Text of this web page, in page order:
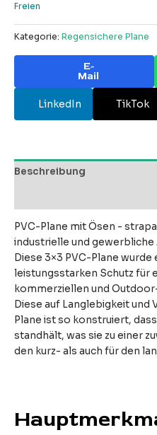
Freien
Kategorie: Regensichere Plane
E-
Mail
LinkedIn TikTok
Beschreibung
PVC-Plane mit Ösen -
industrielle und gewerbliche
Diese 3×3 PVC-Plane
leistungsstarken Schutz für
kommerziellen und
Diese auf Langlebigkeit und
Plane ist so konstruiert,
standhält, was sie zu einer
den kurz- als auch für den